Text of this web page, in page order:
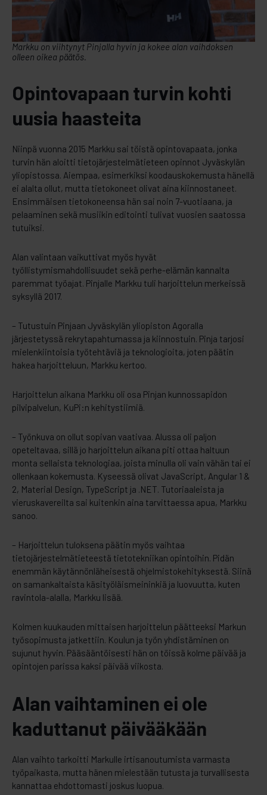
Markku on viihtynyt Pinjalla hyvin ja kokee alan vaihdoksen
olleen oikea päätös.
Opintovapaan turvin kohti
uusia haasteita
Niinpä vuonna 2015 Markku sai töistä opintovapaata, jonka
turvin hän aloitti tietojärjestelmätieteen opinnot Jyväskylän
yliopistossa. Aiempaa, esimerkiksi koodauskokemusta hänellä
ei alalta ollut, mutta tietokoneet olivat aina kiinnostaneet.
Ensimmäisen tietokoneensa hän sai noin 7-vuotiaana, ja
pelaaminen sekä musiikin editointi tulivat vuosien saatossa
tutuiksi.
Alan valintaan vaikuttivat myös hyvät
työllistymismahdollisuudet sekä perhe-elämän kannalta
paremmat työajat. Pinjalle Markku tuli harjoittelun merkeissä
syksyllä 2017.
– Tutustuin Pinjaan Jyväskylän yliopiston Agoralla
järjestetyssä rekrytapahtumassa ja kiinnostuin. Pinja tarjosi
mielenkiintoisia työtehtäviä ja teknologioita, joten päätin
hakea harjoitteluun, Markku kertoo.
Harjoittelun aikana Markku oli osa Pinjan kunnossapidon
pilvipalvelun, KuPi:n kehitystiimiä.
– Työnkuva on ollut sopivan vaativaa. Alussa oli paljon
opeteltavaa, sillä jo harjoittelun aikana piti ottaa haltuun
monta sellaista teknologiaa, joista minulla oli vain vähän tai ei
ollenkaan kokemusta. Kyseessä olivat JavaScript, Angular 1 &
2, Material Design, TypeScript ja .NET. Tutoriaaleista ja
vieruskavereilta sai kuitenkin aina tarvittaessa apua, Markku
sanoo.
– Harjoittelun tuloksena päätin myös vaihtaa
tietojärjestelmätieteestä tietotekniikan opintoihin. Pidän
enemmän käytännönläheisestä ohjelmistokehityksestä. Siinä
on samankaltaista käsityöläismeininkiä ja luovuutta, kuten
ravintola-alalla, Markku lisää.
Kolmen kuukauden mittaisen harjoittelun päätteeksi Markun
työsopimusta jatkettiin. Koulun ja työn yhdistäminen on
sujunut hyvin. Pääsääntöisesti hän on töissä kolme päivää ja
opintojen parissa kaksi päivää viikosta.
Alan vaihtaminen ei ole
kaduttanut päivääkään
Alan vaihto tarkoitti Markulle irtisanoutumista varmasta
työpaikasta, mutta hänen mielestään tutusta ja turvallisesta
kannattaa ehdottomasti joskus luopua.